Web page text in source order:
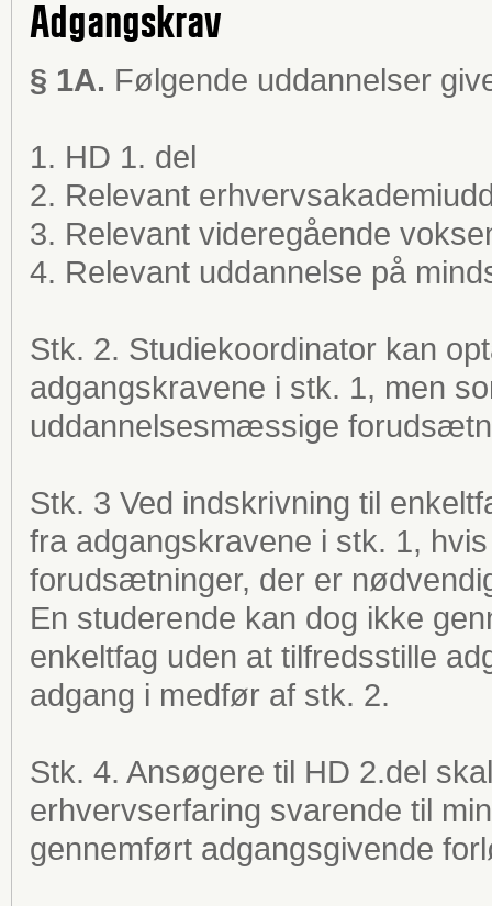
Adgangskrav
§ 1A. Følgende uddannelser
1. HD 1. del
2. Relevant
3. Relevant videregående
4. Relevant uddannelse på
Stk. 2. Studiekoordinator kan
adgangskravene i stk. 1, men
uddannelsesmæssige
Stk. 3 Ved indskrivning til
fra adgangskravene i stk. 1,
forudsætninger, der er
En studerende kan dog ikke
enkeltfag uden at tilfredsstille
adgang i medfør af stk. 2.
Stk. 4. Ansøgere til HD 2.del
erhvervserfaring svarende til
gennemført adgangsgivende